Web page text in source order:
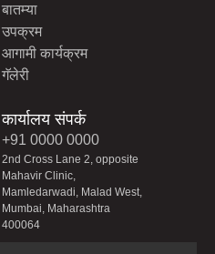
बातम्या
उपक्रम
आगामी कार्यक्रम
गॅलेरी
कार्यालय संपर्क
+91 0000 0000
2nd Cross Lane 2, opposite
Mahavir Clinic,
Mamledarwadi, Malad West,
Mumbai, Maharashtra
400064